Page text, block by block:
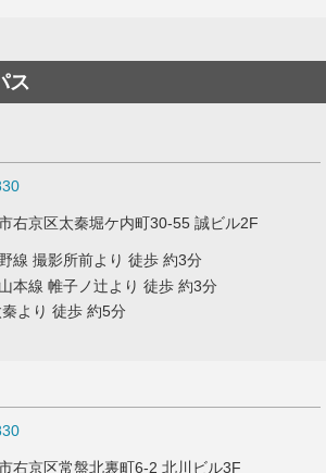
ス
右京区太秦堀ケ内町30-55 誠ビル2F
線 撮影所前より 徒歩 約3分
本線 帷子ノ辻より 徒歩 約3分
より 徒歩 約5分
右京区常盤北裏町6-2 北川ビル3F